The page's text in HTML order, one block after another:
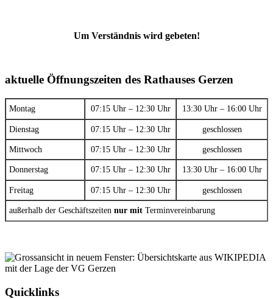
Um Verständnis wird gebeten!
aktuelle Öffnungszeiten des Rathauses Gerzen
Montag 07:15 Uhr – 12:30 Uhr 13:30 Uhr – 16:00 Uhr
Dienstag 07:15 Uhr – 12:30 Uhr geschlossen
Mittwoch 07:15 Uhr – 12:30 Uhr geschlossen
Donnerstag 07:15 Uhr – 12:30 Uhr 13:30 Uhr – 16:00 Uhr
Freitag 07:15 Uhr – 12:30 Uhr geschlossen
außerhalb der Geschäftszeiten nur mit Terminvereinbarung
Quicklinks